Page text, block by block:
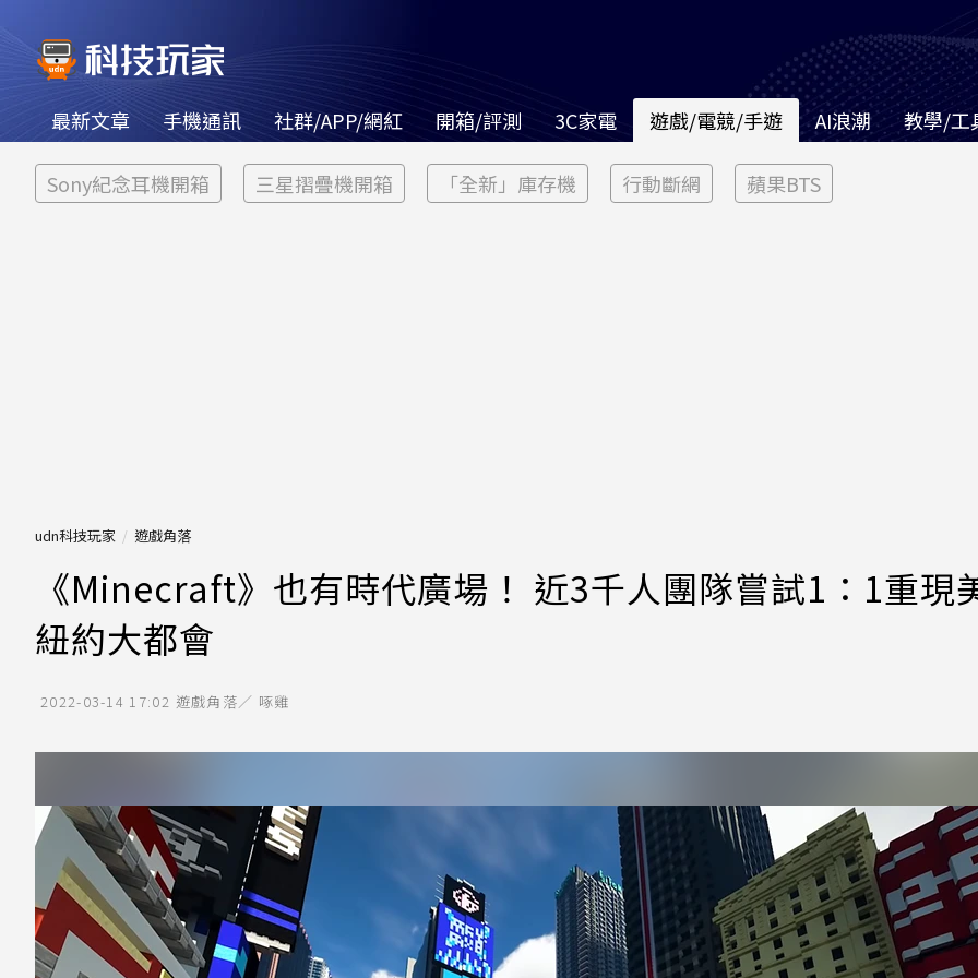
最新文章 手機通訊 社群/APP/網紅 開箱/評測 3C家電 遊戲/電競/手遊 AI浪潮 教學/工
Sony紀念耳機開箱 三星摺疊機開箱 「全新」庫存機 行動斷網 蘋果BTS
udn科技玩家 遊戲角落
《Minecraft》也有時代廣場！ 近3千人團隊嘗試1：1重現
紐約大都會
2022-03-14 17:02 遊戲角落／ 啄雞